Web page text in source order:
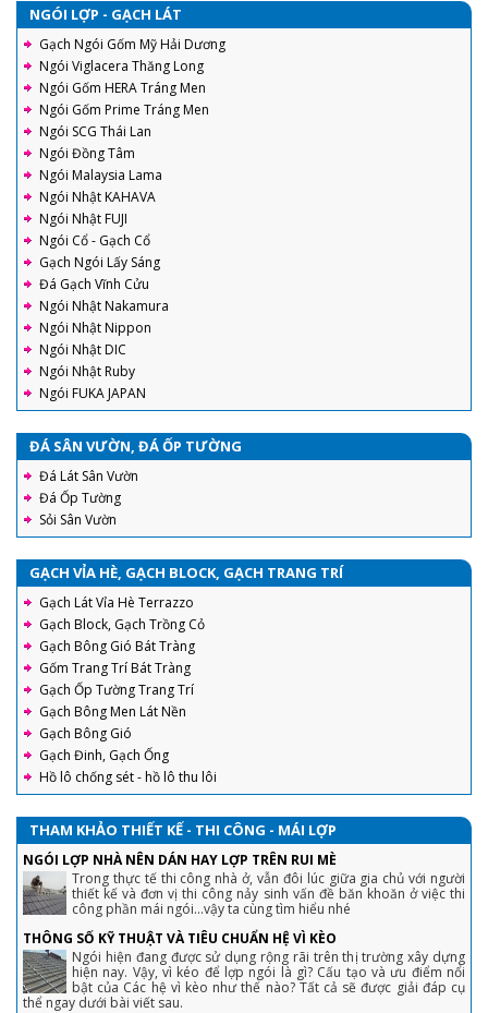
NGÓI LỢP - GẠCH LÁT
Gạch Ngói Gốm Mỹ Hải Dương
Ngói Viglacera Thăng Long
Ngói Gốm HERA Tráng Men
Ngói Gốm Prime Tráng Men
Ngói SCG Thái Lan
Ngói Đồng Tâm
Ngói Malaysia Lama
Ngói Nhật KAHAVA
Ngói Nhật FUJI
Ngói Cổ - Gạch Cổ
Gạch Ngói Lấy Sáng
Đá Gạch Vĩnh Cửu
Ngói Nhật Nakamura
Ngói Nhật Nippon
Ngói Nhật DIC
Ngói Nhật Ruby
Ngói FUKA JAPAN
ĐÁ SÂN VƯỜN, ĐÁ ỐP TƯỜNG
Đá Lát Sân Vườn
Đá Ốp Tường
Sỏi Sân Vườn
GẠCH VỈA HÈ, GẠCH BLOCK, GẠCH TRANG TRÍ
Gạch Lát Vỉa Hè Terrazzo
Gạch Block, Gạch Trồng Cỏ
Gạch Bông Gió Bát Tràng
Gốm Trang Trí Bát Tràng
Gạch Ốp Tường Trang Trí
Gạch Bông Men Lát Nền
Gạch Bông Gió
Gạch Đinh, Gạch Ống
Hồ lô chống sét - hồ lô thu lôi
THAM KHẢO THIẾT KẾ - THI CÔNG - MÁI LỢP
NGÓI LỢP NHÀ NÊN DÁN HAY LỢP TRÊN RUI MÈ
Trong thực tế thi công nhà ở, vẫn đôi lúc giữa gia chủ với người
thiết kế và đơn vị thi công nảy sinh vấn đề băn khoăn ở việc thi
công phần mái ngói...vậy ta cùng tìm hiểu nhé
THÔNG SỐ KỸ THUẬT VÀ TIÊU CHUẨN HỆ VÌ KÈO
Ngói hiện đang được sử dụng rộng rãi trên thị trường xây dựng
hiện nay. Vậy, vì kéo để lợp ngói là gì? Cấu tạo và ưu điểm nổi
bật của Các hệ vì kèo như thế nào? Tất cả sẽ được giải đáp cụ
thể ngay dưới bài viết sau.